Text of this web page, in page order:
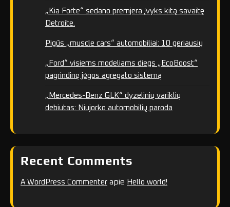
„Kia Forte“ sedano premjera įvyks kitą savaitę
Detroite.
Pigūs „muscle cars“ automobiliai: 10 geriausių
„Ford“ visiems modeliams diegs „EcoBoost“
pagrindinę jėgos agregato sistemą
„Mercedes-Benz GLK“ dyzelinių variklių
debiutas: Niujorko automobilių paroda
Recent Comments
A WordPress Commenter apie Hello world!